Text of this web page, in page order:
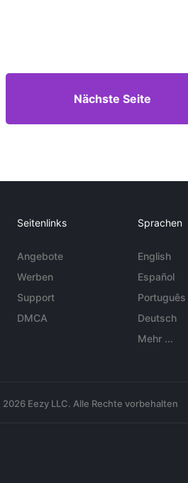
Nächste Seite
Seitenlinks
Angebote
Werben
Support
DMCA
Sprachen
English
Español
Português
Deutsch
Mehr ...
Eezy LLC. Alle Rechte vorbehalten